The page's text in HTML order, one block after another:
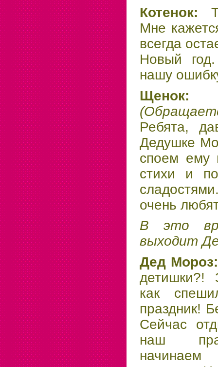
Котенок:
Мне
всегда
Новый
нашу
Ребята,
Дедушке
споем ему
стихи и
очень
В это
выходит
Дед
детишки?!
как
праздник!
Сейчас
наш